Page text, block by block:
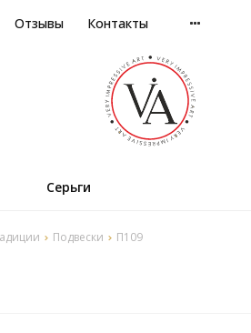
Отзывы Контакты
Серьги
Подвески П109